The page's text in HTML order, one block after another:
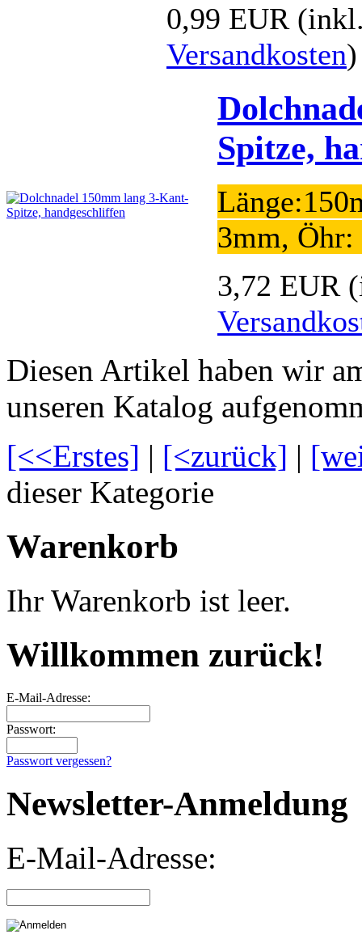
0,99 EUR
Versandkosten)
Spitze,
3mm,
3,72 EUR
Diesen Artikel haben wir
unseren Katalog
[<<Erstes] | [<zurück] |
dieser Kategorie
Warenkorb
Ihr Warenkorb ist leer.
Willkommen zurück!
E-Mail-Adresse:
Passwort:
Passwort vergessen?
Newsletter-Anmeldung
E-Mail-Adresse: